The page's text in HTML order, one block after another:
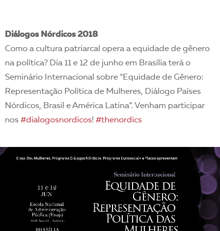
Diálogos Nórdicos 2018
Como a cultura patriarcal opera a equidade de gênero
na política? Dia 11 e 12 de junho em Brasília terá o
Seminário Internacional sobre “Equidade de Gênero:
Representação Política de Mulheres, Diálogo Países
Nórdicos, Brasil e América Latina”. Venham participar
nos #dialogosnordicos! #thenordics